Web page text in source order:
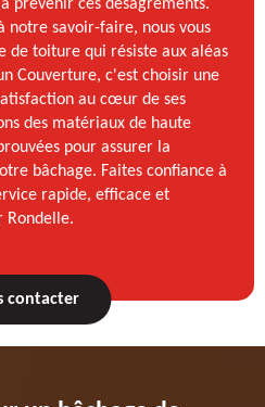
prévenir ces désagréments.
notre savoir-faire, nous vous
de toiture qui résiste aux aléas
Couverture, c'est choisir une
au cœur de ses
des matériaux de haute
pour assurer la
bâchage. Faites confiance à
rapide, efficace et
Rondelle.
contacter